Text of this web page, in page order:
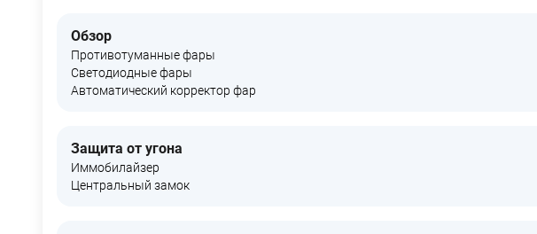
Обзор
Противотуманные фары
Светодиодные фары
Автоматический корректор фар
Защита от угона
Иммобилайзер
Центральный замок